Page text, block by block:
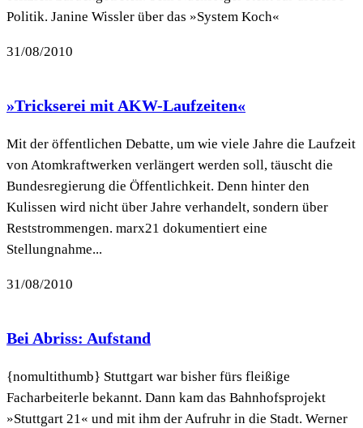
Politik. Janine Wissler über das »System Koch«
31/08/2010
»Trickserei mit AKW-Laufzeiten«
Mit der öffentlichen Debatte, um wie viele Jahre die Laufzeit
von Atomkraftwerken verlängert werden soll, täuscht die
Bundesregierung die Öffentlichkeit. Denn hinter den
Kulissen wird nicht über Jahre verhandelt, sondern über
Reststrommengen. marx21 dokumentiert eine
Stellungnahme...
31/08/2010
Bei Abriss: Aufstand
{nomultithumb} Stuttgart war bisher fürs fleißige
Facharbeiterle bekannt. Dann kam das Bahnhofsprojekt
»Stuttgart 21« und mit ihm der Aufruhr in die Stadt. Werner